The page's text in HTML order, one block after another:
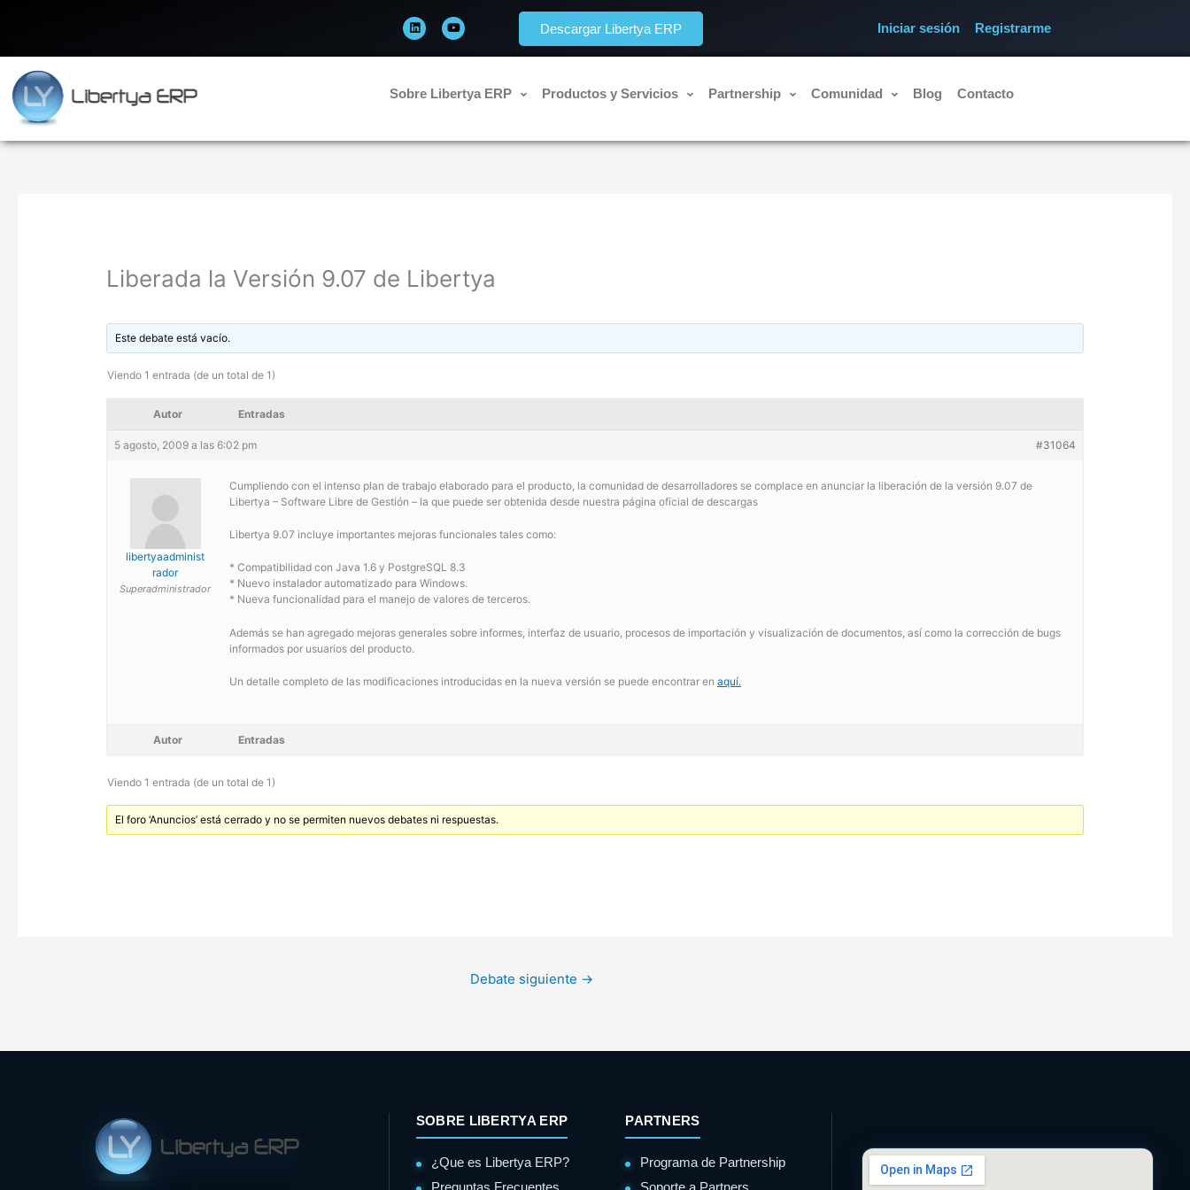
i
n
k
e
n
o
u
t
u
Descargar Libertya ERP Iniciar sesión Registrarme
Sobre Libertya ERP Productos y Servicios Partnership Comunidad Blog Contacto
Liberada la Versión 9.07 de Libertya
Este debate está vacío.
Viendo 1 entrada (de un total de 1)
Autor Entradas
5 agosto, 2009 a las 6:02 pm #31064
libertyaadminist
rador
Superadministrador
Cumpliendo con el intenso plan de trabajo elaborado para el producto, la comunidad de desarrolladores se complace en anunciar la liberación de la versión 9.07 de
Libertya – Software Libre de Gestión – la que puede ser obtenida desde nuestra página oficial de descargas
Libertya 9.07 incluye importantes mejoras funcionales tales como:
* Compatibilidad con Java 1.6 y PostgreSQL 8.3
* Nuevo instalador automatizado para Windows.
* Nueva funcionalidad para el manejo de valores de terceros.
Además se han agregado mejoras generales sobre informes, interfaz de usuario, procesos de importación y visualización de documentos, así como la corrección de bugs
informados por usuarios del producto.
Un detalle completo de las modificaciones introducidas en la nueva versión se puede encontrar enaquí.
Autor Entradas
Viendo 1 entrada (de un total de 1)
El foro ‘Anuncios’ está cerrado y no se permiten nuevos debates ni respuestas.
Debate siguiente →
SOBRE LIBERTYA ERP
¿Que es Libertya ERP?
PARTNERS
Programa de Partnership